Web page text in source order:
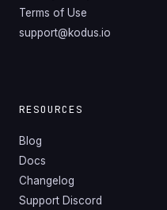
Terms of Use
support@kodus.io
RESOURCES
Blog
Docs
Changelog
Support Discord